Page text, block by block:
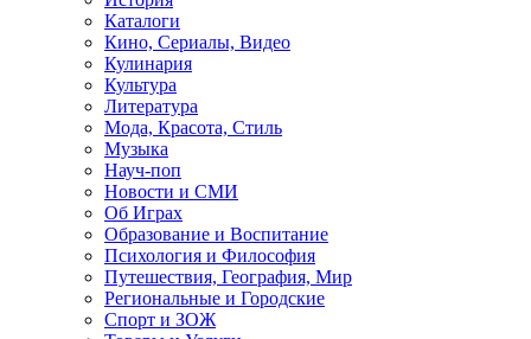
Каталоги
Кино, Сериалы, Видео
Кулинария
Культура
Литература
Мода, Красота, Стиль
Музыка
Науч-поп
Новости и СМИ
Об Играх
Образование и Воспитание
Психология и Философия
Путешествия, География, Мир
Региональные и Городские
Спорт и ЗОЖ